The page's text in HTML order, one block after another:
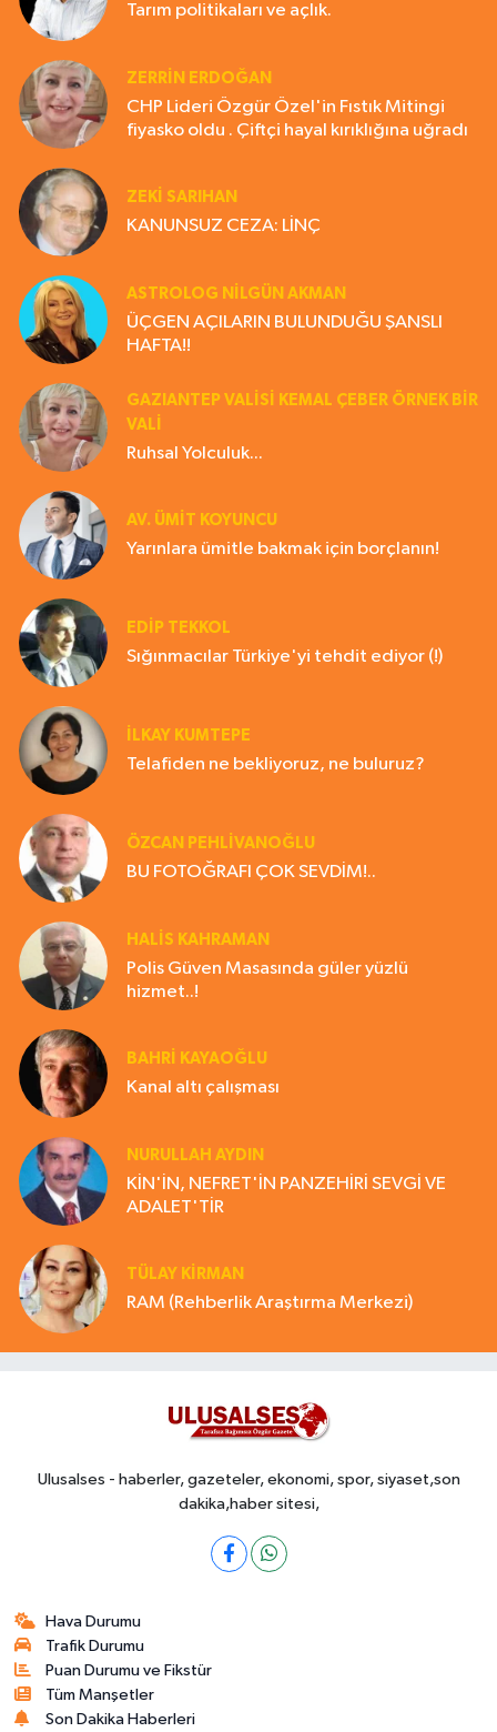
Tarım politikaları ve açlık.
ZERRIN ERDOĞAN
CHP Lideri Özgür Özel'in Fıstık Mitingi
fiyasko oldu . Çiftçi hayal kırıklığına uğradı
ZEKI SARIHAN
KANUNSUZ CEZA: LİNÇ
ASTROLOG NILGÜN AKMAN
ÜÇGEN AÇILARIN BULUNDUĞU ŞANSLI
HAFTA!!
GAZIANTEP VALISI KEMAL ÇEBER ÖRNEK BİR
VALİ
Ruhsal Yolculuk...
AV. ÜMIT KOYUNCU
Yarınlara ümitle bakmak için borçlanın!
EDIP TEKKOL
Sığınmacılar Türkiye'yi tehdit ediyor (!)
İLKAY KUMTEPE
Telafiden ne bekliyoruz, ne buluruz?
ÖZCAN PEHLİVANOĞLU
BU FOTOĞRAFI ÇOK SEVDİM!..
HALIS KAHRAMAN
Polis Güven Masasında güler yüzlü
hizmet..!
BAHRI KAYAOĞLU
Kanal altı çalışması
NURULLAH AYDIN
KİN'İN, NEFRET'İN PANZEHİRİ SEVGİ VE
ADALET'TİR
TÜLAY KİRMAN
RAM (Rehberlik Araştırma Merkezi)
Ulusalses - haberler, gazeteler, ekonomi, spor, siyaset,son
dakika,haber sitesi,
Hava Durumu
Trafik Durumu
Puan Durumu ve Fikstür
Tüm Manşetler
Son Dakika Haberleri